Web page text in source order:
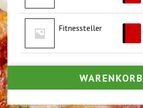
Fitnessteller
WARENKORB